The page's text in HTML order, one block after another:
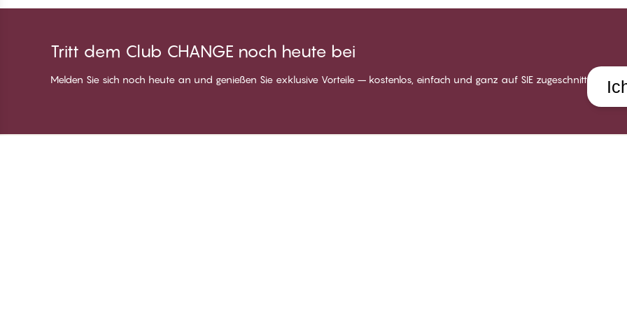
Tritt dem Club CHANGE noch heute bei
Melden Sie sich noch heute an und genießen Sie exklusive Vorteile – kostenlos, einfach und ganz auf SIE zugeschnitten.